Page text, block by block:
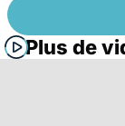
Plus de